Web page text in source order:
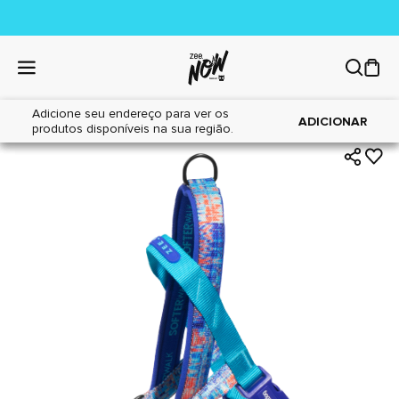
Adicione seu endereço para ver os
produtos disponíveis na sua região.
ADICIONAR
Home|Cães|Acessórios